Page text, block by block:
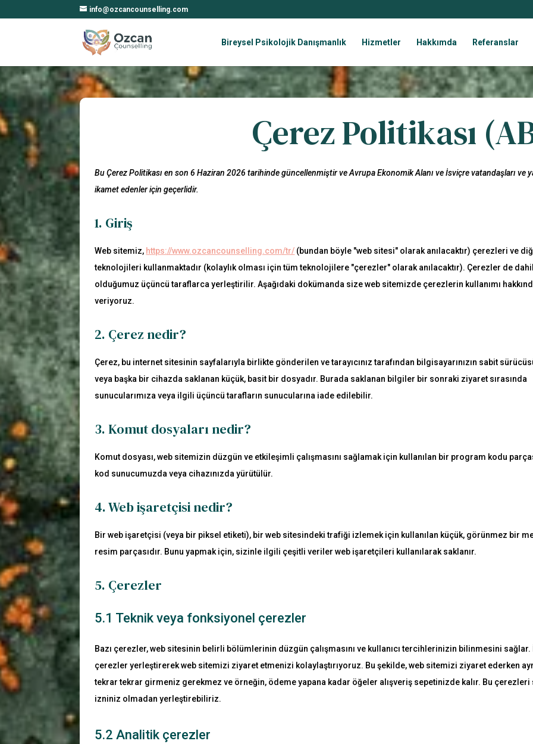
info@ozcancounselling.com
Bireysel Psikolojik Danışmanlık Hizmetler Hakkımda Referanslar
Çerez Politikası
Bu Çerez Politikası en son 6 Haziran 2026 tarihinde güncellenmiştir ve Avrupa Ekonomik Alanı ve İsviçre vatandaşları ve
ikamet edenler için geçerlidir.
1. Giriş
Web sitemiz, https://www.ozcancounselling.com/tr/ (bundan böyle "web sitesi" olarak anılacaktır) çerezleri ve
teknolojileri kullanmaktadır (kolaylık olması için tüm teknolojilere "çerezler" olarak anılacaktır). Çerezler de dahil
olduğumuz üçüncü taraflarca yerleştirilir. Aşağıdaki dokümanda size web sitemizde çerezlerin kullanımı
veriyoruz.
2. Çerez nedir?
Çerez, bu internet sitesinin sayfalarıyla birlikte gönderilen ve tarayıcınız tarafından bilgisayarınızın sabit
veya başka bir cihazda saklanan küçük, basit bir dosyadır. Burada saklanan bilgiler bir sonraki ziyaret sırasında
sunucularımıza veya ilgili üçüncü tarafların sunucularına iade edilebilir.
3. Komut dosyaları nedir?
Komut dosyası, web sitemizin düzgün ve etkileşimli çalışmasını sağlamak için kullanılan bir program kodu
kod sunucumuzda veya cihazınızda yürütülür.
4. Web işaretçisi nedir?
Bir web işaretçisi (veya bir piksel etiketi), bir web sitesindeki trafiği izlemek için kullanılan küçük, görünmez bir
resim parçasıdır. Bunu yapmak için, sizinle ilgili çeşitli veriler web işaretçileri kullanılarak saklanır.
5. Çerezler
5.1 Teknik veya fonksiyonel çerezler
Bazı çerezler, web sitesinin belirli bölümlerinin düzgün çalışmasını ve kullanıcı tercihlerinizin bilinmesini sağlar.
çerezler yerleştirerek web sitemizi ziyaret etmenizi kolaylaştırıyoruz. Bu şekilde, web sitemizi ziyaret ederken
tekrar tekrar girmeniz gerekmez ve örneğin, ödeme yapana kadar öğeler alışveriş sepetinizde kalır. Bu çerezleri
izniniz olmadan yerleştirebiliriz.
5.2 Analitik çerezler